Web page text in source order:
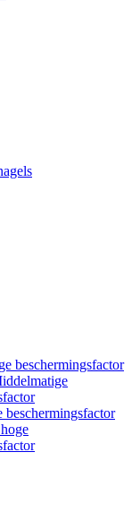
beschermingsfactor
beschermingsfactor